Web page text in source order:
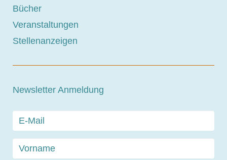
Bücher
Veranstaltungen
Stellenanzeigen
Newsletter Anmeldung